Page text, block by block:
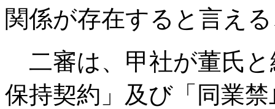
関係が存在すると言え
二審は、甲社が董氏
保持契約」及び「同業